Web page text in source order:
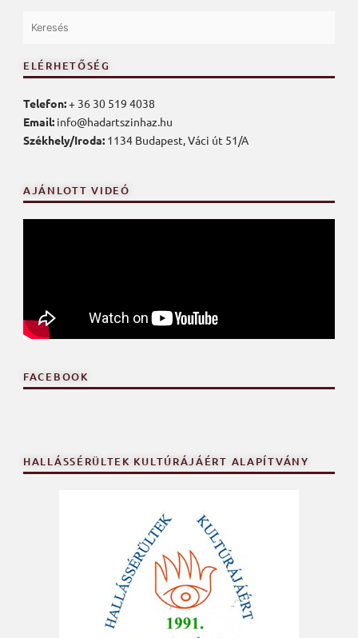
ELÉRHETŐSÉG
Telefon:+ 36 30 519 4038
Email: info@hadartszinhaz.hu
Székhely/Iroda: 1134 Budapest, Váci út 51/A
AJÁNLOTT VIDEÓ
FACEBOOK
HALLÁSSÉRÜLTEK KULTÚRÁJÁÉRT ALAPÍTVÁNY